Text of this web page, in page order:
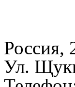
Россия,
Ул.